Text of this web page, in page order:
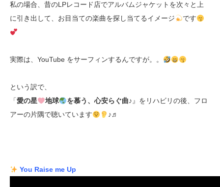
私の場合、昔のLPレコード店でアルバムジャケットを次々と上
に引き出して、お目当ての楽曲を探し当てるイメージ
です
実際は、YouTube をサーフィンするんですが。。
という訳で、
「愛の星 地球 を慕う、心安らぐ曲♪ 』をリハビリの後、フロ
アーの片隅で聴いています
♪♬
You Raise me Up